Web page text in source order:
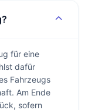
für eine
dafür
Fahrzeugs
Am Ende
sofern